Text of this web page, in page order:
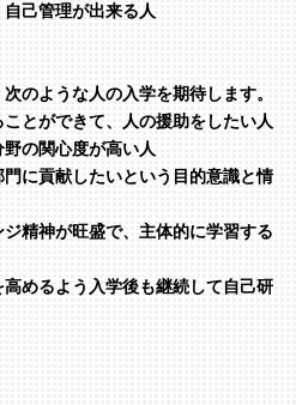
己管理が出来る人
のような人の入学を期待します。
とができて、人の援助をしたい人
の関心度が高い人
に貢献したいという目的意識と情
精神が旺盛で、主体的に学習する
めるよう入学後も継続して自己研